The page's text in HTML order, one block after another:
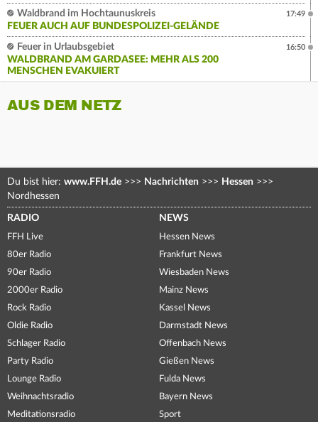
Waldbrand im Hochtaunuskreis
FEUER AUCH AUF BUNDESPOLIZEI-GELÄNDE
17:49
Feuer in Urlaubsgebiet
WALDBRAND AM GARDASEE: MEHR ALS 200
MENSCHEN EVAKUIERT
16:50
AUS DEM NETZ
Du bist hier: www.FFH.de >>> Nachrichten >>> Hessen >>>
Nordhessen
RADIO
FFH Live
80er Radio
90er Radio
2000er Radio
Rock Radio
Oldie Radio
Schlager Radio
Party Radio
Lounge Radio
Weihnachtsradio
Meditationsradio
NEWS
Hessen News
Frankfurt News
Wiesbaden News
Mainz News
Kassel News
Darmstadt News
Offenbach News
Gießen News
Fulda News
Bayern News
Sport